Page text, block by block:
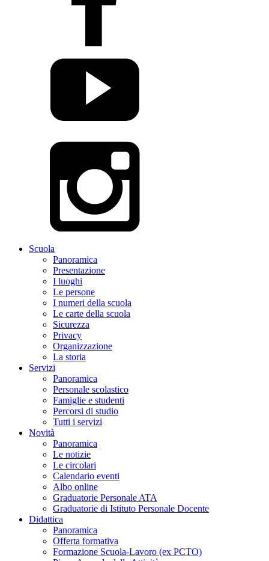
Scuola
Panoramica
Presentazione
I luoghi
Le persone
I numeri della scuola
Le carte della scuola
Sicurezza
Privacy
Organizzazione
La storia
Servizi
Panoramica
Personale scolastico
Famiglie e studenti
Percorsi di studio
Tutti i servizi
Novità
Panoramica
Le notizie
Le circolari
Calendario eventi
Albo online
Graduatorie Personale ATA
Graduatorie di Istituto Personale Docente
Didattica
Panoramica
Offerta formativa
Formazione Scuola-Lavoro (ex PCTO)